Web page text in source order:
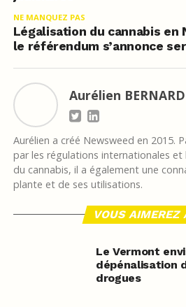
NE MANQUEZ PAS
Légalisation du cannabis en
le référendum s’annonce
Aurélien BERNARD
Aurélien a créé Newsweed en 2015.
par les régulations internationales et
du cannabis, il a également une
plante et de ses utilisations.
VOUS AIMEREZ
Le Vermont
dépénalisation
drogues